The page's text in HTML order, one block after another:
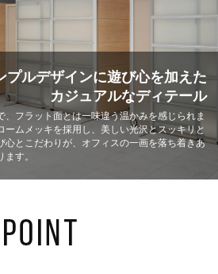
プルデザインに遊び心を加えた
カジュアルなディテール
フラット面とは一味違う温かみを感じられま
ムメッキを採用し、美しい光沢とスッキリと
心とこだわりが、オフィスの一画を落ち着きあ
す。